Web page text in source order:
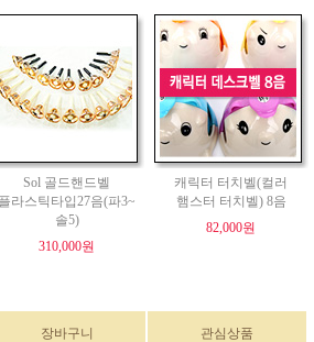
Sol 골드핸드벨
플라스틱타입27음(파3~
솔5)
310,000원
캐릭터 터치벨(컬러
햄스터 터치벨) 8음
82,000원
장바구니 관심상품